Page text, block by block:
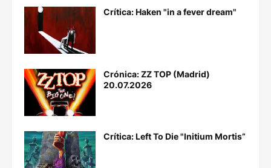
Crítica: Haken "in a fever dream"
Crónica: ZZ TOP (Madrid)
20.07.2026
Crítica: Left To Die "Initium Mortis”